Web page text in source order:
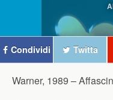
Condividi Twitta
Warner, 1989 –